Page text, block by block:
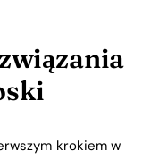
krokiem w